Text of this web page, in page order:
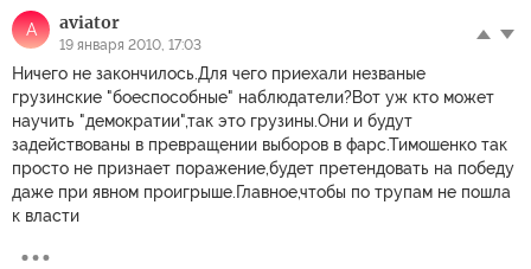
A aviator
19 января 2010, 17:03
Ничего не закончилось.Для чего приехали незваные
грузинские "боеспособные" наблюдатели?Вот уж кто может
научить "демократии",так это грузины.Они и будут
задействованы в превращении выборов в фарс.Тимошенко так
просто не признает поражение,будет претендовать на победу
даже при явном проигрыше.Главное,чтобы по трупам не пошла
к власти